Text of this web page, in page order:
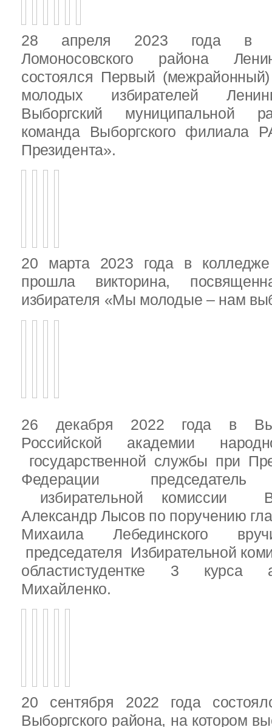
28 апреля 2023 года в
Ломоносовского района
состоялся Первый
молодых избирателей
Выборгский муниципальной
команда Выборгского филиала
Президента».
20 марта 2023 года в колледже
прошла викторина,
избирателя «Мы молодые – нам
26 декабря 2022 года в
Российской академии
государственной службы при
Федерации председатель
избирательной комиссии
Александр Лысов по поручению
Михаила Лебединского
председателя Избирательной
областистудентке 3 курса
Михайленко.
20 сентября 2022 года
Выборгского района, на котором